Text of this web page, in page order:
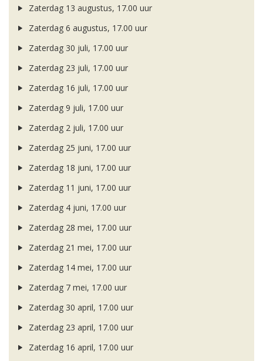
Zaterdag 13 augustus, 17.00 uur
Zaterdag 6 augustus, 17.00 uur
Zaterdag 30 juli, 17.00 uur
Zaterdag 23 juli, 17.00 uur
Zaterdag 16 juli, 17.00 uur
Zaterdag 9 juli, 17.00 uur
Zaterdag 2 juli, 17.00 uur
Zaterdag 25 juni, 17.00 uur
Zaterdag 18 juni, 17.00 uur
Zaterdag 11 juni, 17.00 uur
Zaterdag 4 juni, 17.00 uur
Zaterdag 28 mei, 17.00 uur
Zaterdag 21 mei, 17.00 uur
Zaterdag 14 mei, 17.00 uur
Zaterdag 7 mei, 17.00 uur
Zaterdag 30 april, 17.00 uur
Zaterdag 23 april, 17.00 uur
Zaterdag 16 april, 17.00 uur